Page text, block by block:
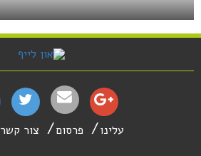
עלינו פרסום צור קשר